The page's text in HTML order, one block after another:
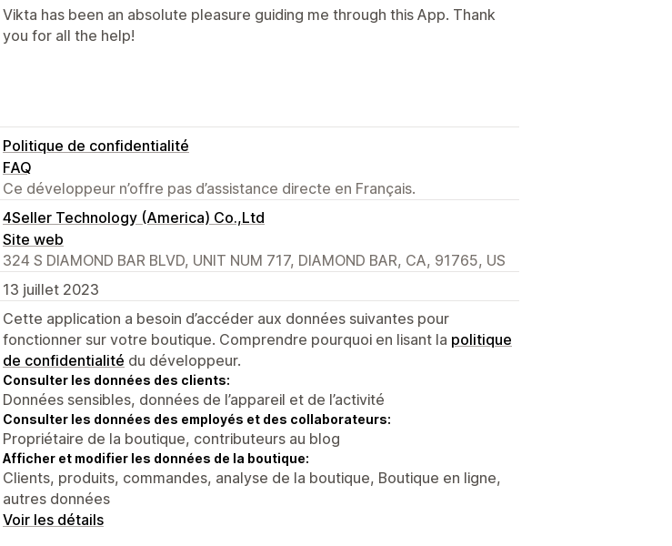
Vikta has been an absolute pleasure guiding me through this App. Thank
you for all the help!
Politique de confidentialité
FAQ
Ce développeur n’offre pas d’assistance directe en Français.
4Seller Technology (America) Co.,Ltd
Site web
324 S DIAMOND BAR BLVD, UNIT NUM 717, DIAMOND BAR, CA, 91765, US
13 juillet 2023
Cette application a besoin d’accéder aux données suivantes pour
fonctionner sur votre boutique. Comprendre pourquoi en lisant la politique
de confidentialité du développeur.
Consulter les données des clients:
Données sensibles, données de l’appareil et de l’activité
Consulter les données des employés et des collaborateurs:
Propriétaire de la boutique, contributeurs au blog
Afficher et modifier les données de la boutique:
Clients, produits, commandes, analyse de la boutique, Boutique en ligne,
autres données
Voir les détails